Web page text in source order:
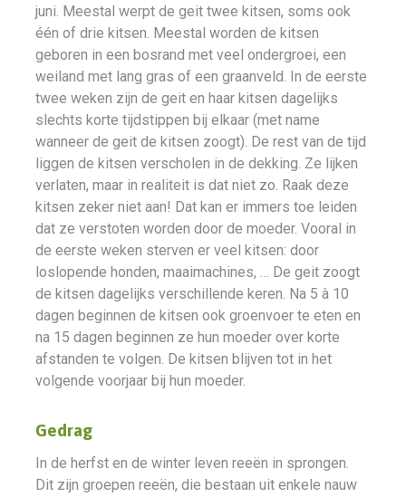
juni. Meestal werpt de geit twee kitsen, soms ook
één of drie kitsen. Meestal worden de kitsen
geboren in een bosrand met veel ondergroei, een
weiland met lang gras of een graanveld. In de eerste
twee weken zijn de geit en haar kitsen dagelijks
slechts korte tijdstippen bij elkaar (met name
wanneer de geit de kitsen zoogt). De rest van de tijd
liggen de kitsen verscholen in de dekking. Ze lijken
verlaten, maar in realiteit is dat niet zo. Raak deze
kitsen zeker niet aan! Dat kan er immers toe leiden
dat ze verstoten worden door de moeder. Vooral in
de eerste weken sterven er veel kitsen: door
loslopende honden, maaimachines, … De geit zoogt
de kitsen dagelijks verschillende keren. Na 5 à 10
dagen beginnen de kitsen ook groenvoer te eten en
na 15 dagen beginnen ze hun moeder over korte
afstanden te volgen. De kitsen blijven tot in het
volgende voorjaar bij hun moeder.
Gedrag
In de herfst en de winter leven reeën in sprongen.
Dit zijn groepen reeën, die bestaan uit enkele nauw